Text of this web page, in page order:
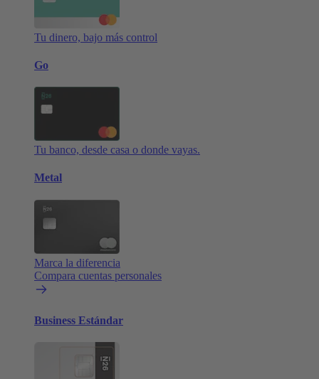
Tu dinero, bajo más control
Go
Tu banco, desde casa o donde vayas.
Metal
Marca la diferencia
Compara cuentas personales
Business Estándar